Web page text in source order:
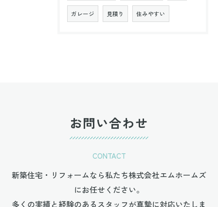
ガレージ 見積り 住みやすい
CONTACT
お問い合わせ
新築住宅・リフォームなら私たち株式会社エムホームズ
にお任せください。
多くの実績と経験のあるスタッフが真摯に対応いたしま